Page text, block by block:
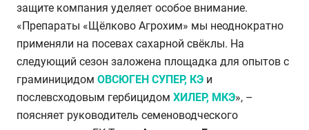
защите компания уделяет особое внимание.
«Препараты «Щёлково Агрохим» мы неоднократно
применяли на посевах сахарной свёклы. На
следующий сезон заложена площадка для опытов с
граминицидом ОВСЮГЕН СУПЕР, КЭ и
послевсходовым гербицидом ХИЛЕР, МКЭ», –
поясняет руководитель семеноводческого